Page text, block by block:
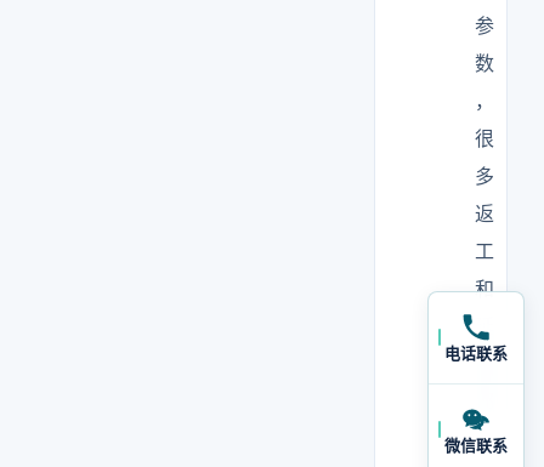
参
数
，
很
多
返
工
和
延
期
卡
电话联系
微信联系